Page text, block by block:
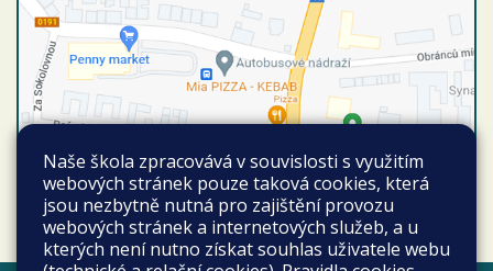
Autobusové spojení
Březnice autobusová stanice
Vyhledat spojení
Naše škola zpracovává v souvislosti s využitím
webových stránek pouze taková cookies, která
jsou nezbytně nutná pro zajištění provozu
webových stránek a internetových služeb, a u
kterých není nutno získat souhlas uživatele webu